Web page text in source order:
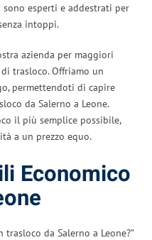
esperti e addestrati per
intoppi.
azienda per maggiori
trasloco. Offriamo un
permettendoti di capire
da Salerno a Leone.
il più semplice possibile,
a un prezzo equo.
Economico
da Salerno a Leone?”